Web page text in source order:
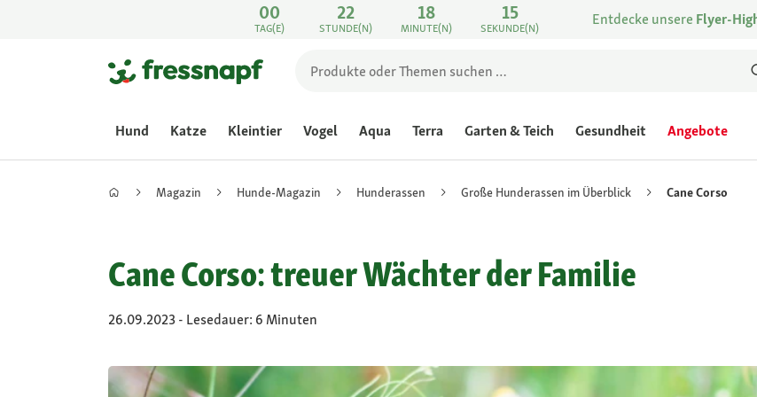
00
TAG(E)
22
STUNDE(N)
18
MINUTE(N)
15
SEKUNDE(N) Entdecke unsere Flyer-
Hund Katze Kleintier Vogel Aqua Terra Garten & Teich Gesundheit Angebote
Magazin Hunde-Magazin Hunderassen Große Hunderassen im Überblick Cane Corso
Cane Corso: treuer Wächter der Familie
26.09.2023 - Lesedauer: 6 Minuten